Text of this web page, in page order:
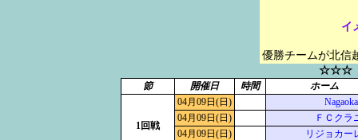
イ
優勝チームが北信
☆☆☆
節 開催日 時間 ホーム
1回戦
04月09日(日)
04月09日(日)
ＦＣクラ
04月09日(日)
リジョカー